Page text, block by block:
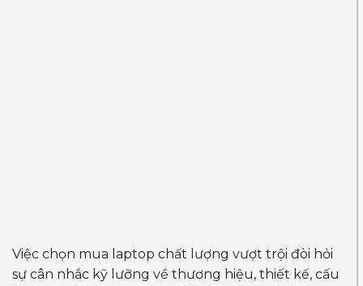
Việc chọn mua laptop chất lượng vượt trội đòi hỏi
sự cân nhắc kỹ lưỡng về thương hiệu, thiết kế, cấu